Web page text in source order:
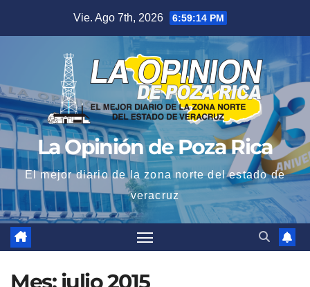
Vie. Ago 7th, 2026 6:59:14 PM
La Opinión de Poza Rica
El mejor diario de la zona norte del estado de
veracruz
Mes:julio 2015